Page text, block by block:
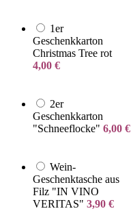
1er
Geschenkkarton
Christmas Tree rot
4,00 €
2er
Geschenkkarton
"Schneeflocke" 6,00 €
Wein-
Geschenktasche aus
Filz "IN VINO
VERITAS" 3,90 €